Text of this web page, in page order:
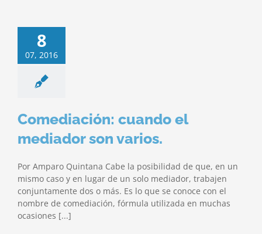
8
07, 2016
Comediación: cuando el
mediador son varios.
Por Amparo Quintana Cabe la posibilidad de que, en un
mismo caso y en lugar de un solo mediador, trabajen
conjuntamente dos o más. Es lo que se conoce con el
nombre de comediación, fórmula utilizada en muchas
ocasiones [...]